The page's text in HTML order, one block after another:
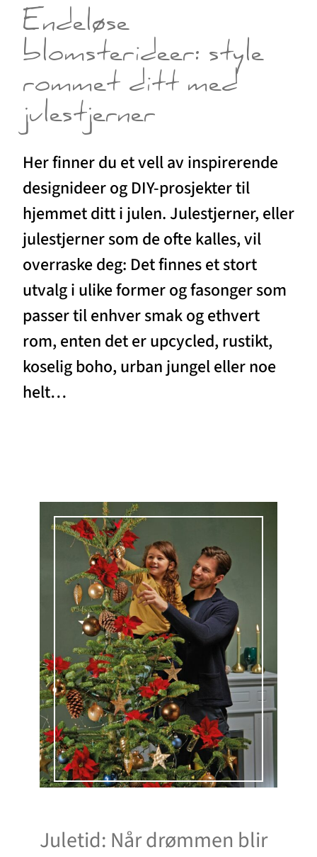
Endeløse
blomsterideer: style
rommet ditt med
julestjerner
Her finner du et vell av inspirerende
designideer og DIY-prosjekter til
hjemmet ditt i julen. Julestjerner, eller
julestjerner som de ofte kalles, vil
overraske deg: Det finnes et stort
utvalg i ulike former og fasonger som
passer til enhver smak og ethvert
rom, enten det er upcycled, rustikt,
koselig boho, urban jungel eller noe
helt…
Juletid: Når drømmen blir